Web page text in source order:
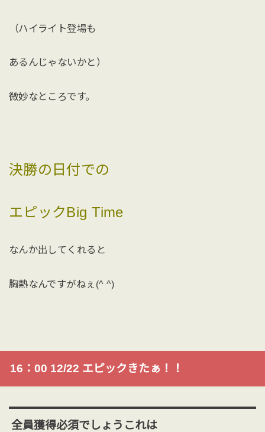
（ハイライト登場も
あるんじゃないかと）
微妙なところです。
決勝の日付での
エピックBig Time
なんか出してくれると
胸熱なんですがねぇ(^ ^)
16：00 12/22 エピックきたぁ！！
全員獲得必須でしょうこれは